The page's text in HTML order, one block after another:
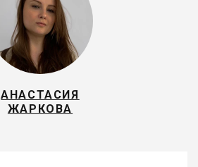
АНАСТАСИЯ
ЖАРКОВА